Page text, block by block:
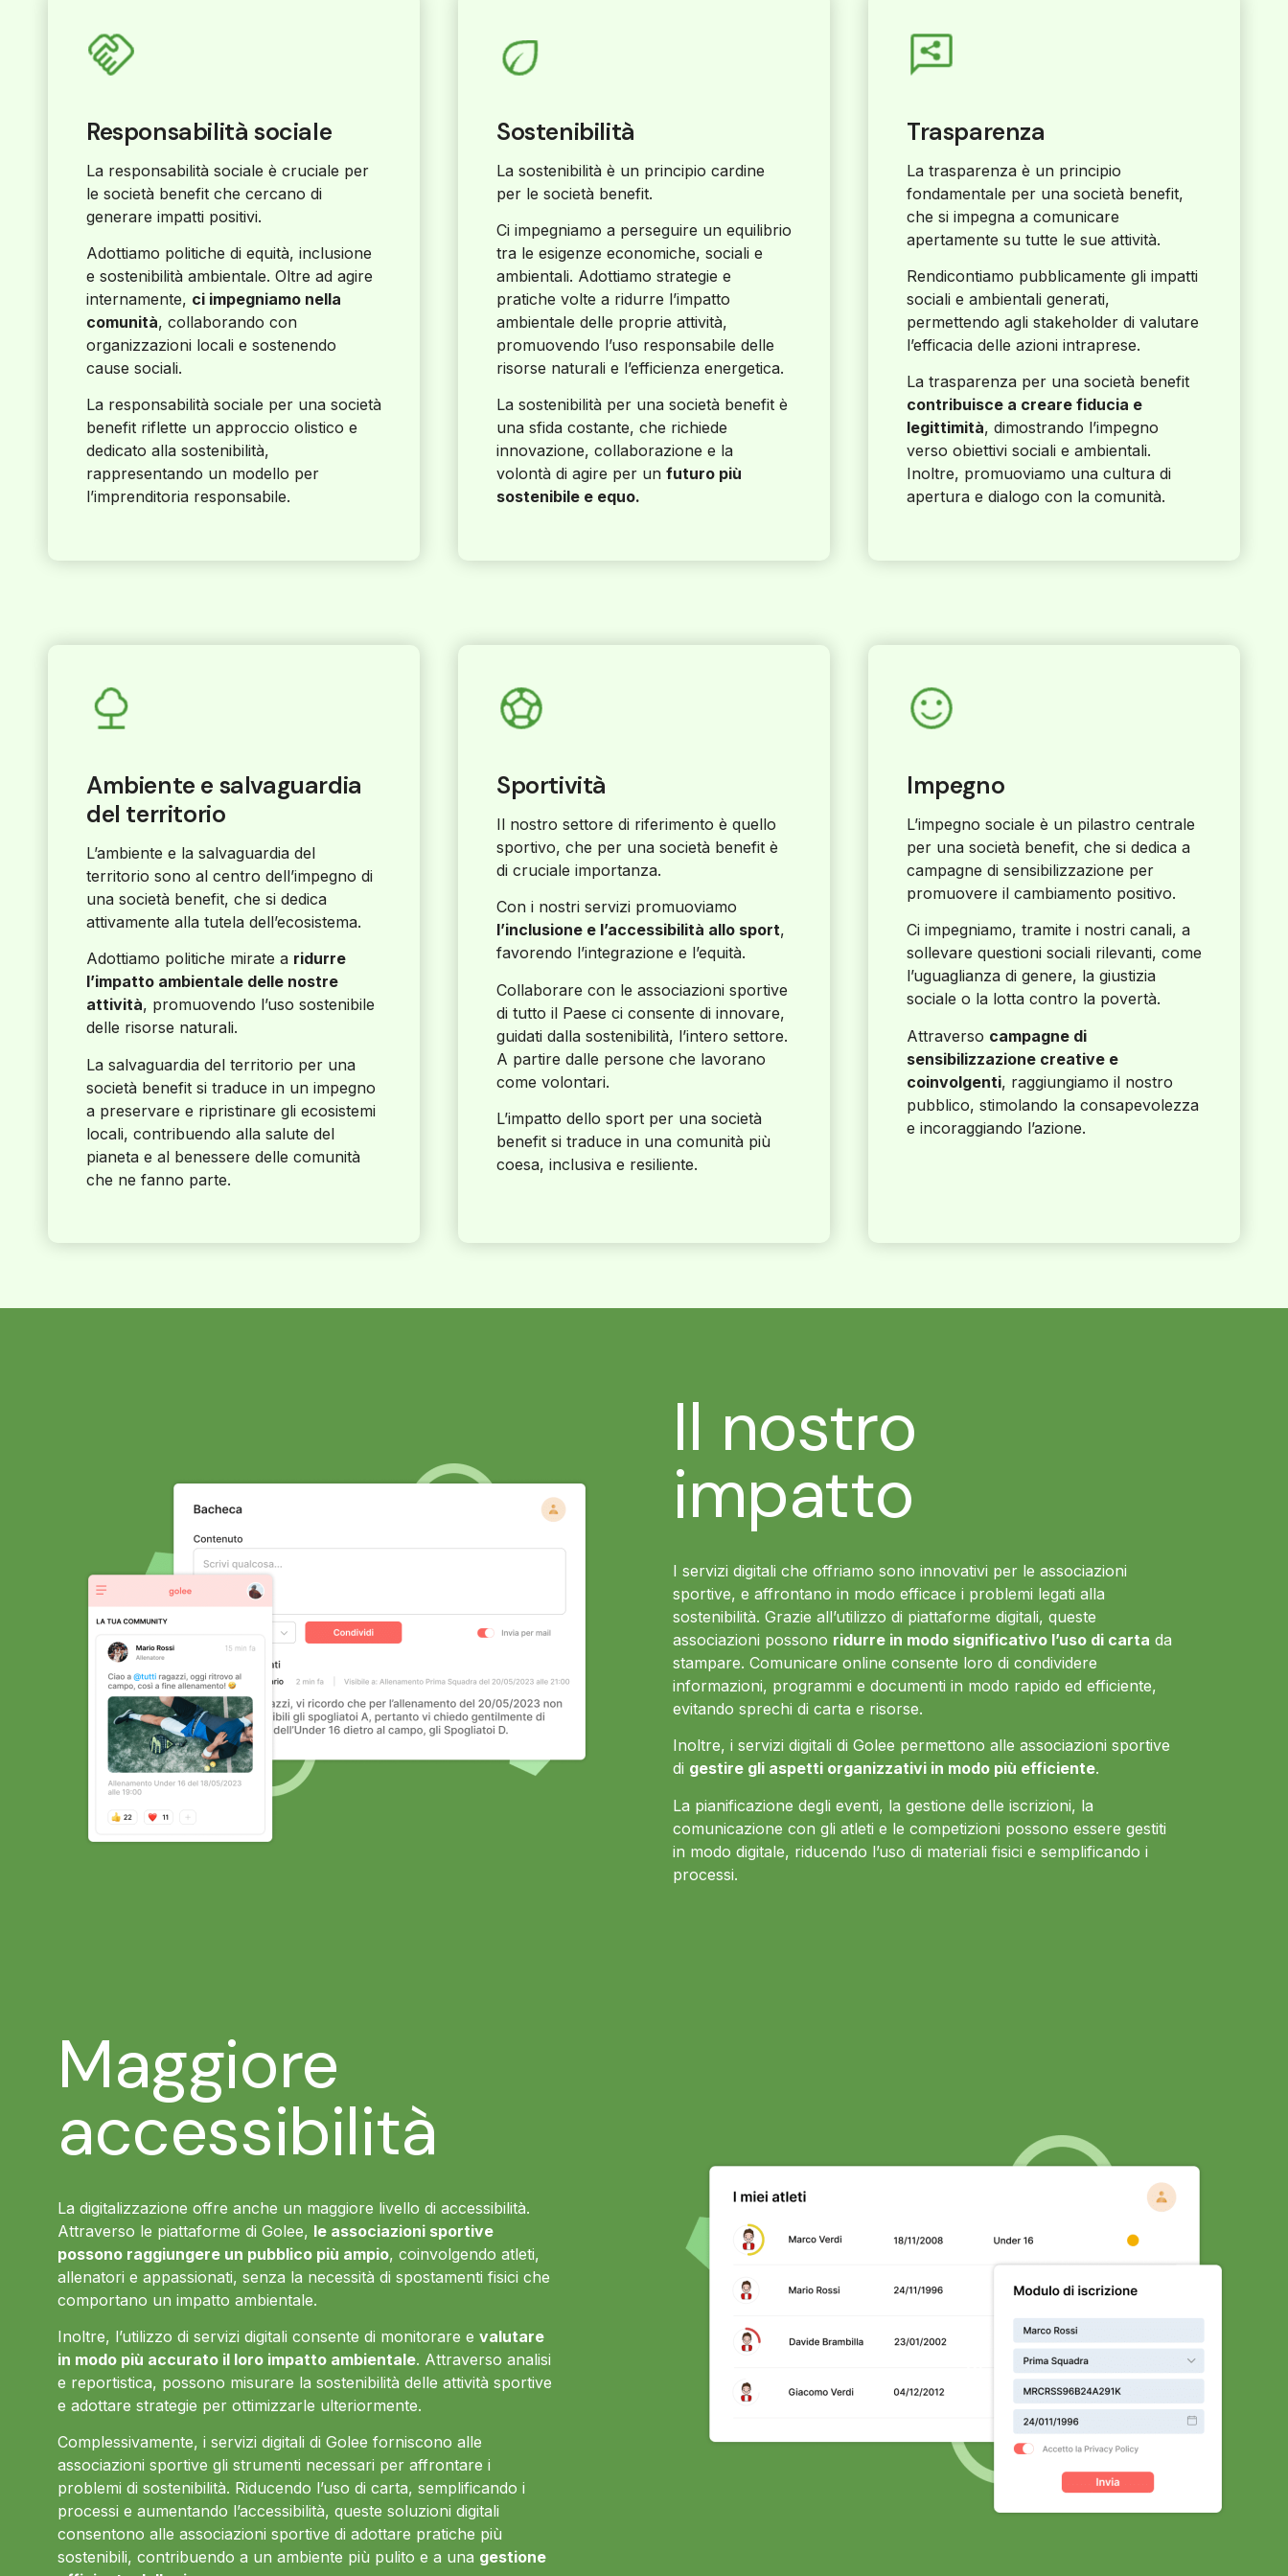
Responsabilità sociale
La responsabilità sociale è cruciale per
le società benefit che cercano di
generare impatti positivi.
Adottiamo politiche di equità, inclusione
e sostenibilità ambientale. Oltre ad agire
internamente, ci impegniamo nella
comunità, collaborando con
organizzazioni locali e sostenendo
cause sociali.
La responsabilità sociale per una società
benefit riflette un approccio olistico e
dedicato alla sostenibilità,
rappresentando un modello per
l’imprenditoria responsabile.
Sostenibilità
La sostenibilità è un principio cardine
per le società benefit.
Ci impegniamo a perseguire un equilibrio
tra le esigenze economiche, sociali e
ambientali. Adottiamo strategie e
pratiche volte a ridurre l’impatto
ambientale delle proprie attività,
promuovendo l’uso responsabile delle
risorse naturali e l’efficienza energetica.
La sostenibilità per una società benefit è
una sfida costante, che richiede
innovazione, collaborazione e la
volontà di agire per un futuro più
sostenibile e equo.
Trasparenza
La trasparenza è un principio
fondamentale per una società benefit,
che si impegna a comunicare
apertamente su tutte le sue attività.
Rendicontiamo pubblicamente gli impatti
sociali e ambientali generati,
permettendo agli stakeholder di valutare
l’efficacia delle azioni intraprese.
La trasparenza per una società benefit
contribuisce a creare fiducia e
legittimità, dimostrando l’impegno
verso obiettivi sociali e ambientali.
Inoltre, promuoviamo una cultura di
apertura e dialogo con la comunità.
Ambiente e salvaguardia
del territorio
L’ambiente e la salvaguardia del
territorio sono al centro dell’impegno di
una società benefit, che si dedica
attivamente alla tutela dell’ecosistema.
Adottiamo politiche mirate a ridurre
l’impatto ambientale delle nostre
attività, promuovendo l’uso sostenibile
delle risorse naturali.
La salvaguardia del territorio per una
società benefit si traduce in un impegno
a preservare e ripristinare gli ecosistemi
locali, contribuendo alla salute del
pianeta e al benessere delle comunità
che ne fanno parte.
Sportività
Il nostro settore di riferimento è quello
sportivo, che per una società benefit è
di cruciale importanza.
Con i nostri servizi promuoviamo
l’inclusione e l’accessibilità allo sport,
favorendo l’integrazione e l’equità.
Collaborare con le associazioni sportive
di tutto il Paese ci consente di innovare,
guidati dalla sostenibilità, l’intero settore.
A partire dalle persone che lavorano
come volontari.
L’impatto dello sport per una società
benefit si traduce in una comunità più
coesa, inclusiva e resiliente.
Impegno
L’impegno sociale è un pilastro centrale
per una società benefit, che si dedica a
campagne di sensibilizzazione per
promuovere il cambiamento positivo.
Ci impegniamo, tramite i nostri canali, a
sollevare questioni sociali rilevanti, come
l’uguaglianza di genere, la giustizia
sociale o la lotta contro la povertà.
Attraverso campagne di
sensibilizzazione creative e
coinvolgenti, raggiungiamo il nostro
pubblico, stimolando la consapevolezza
e incoraggiando l’azione.
Il nostro
impatto
I servizi digitali che offriamo sono innovativi per le associazioni
sportive, e affrontano in modo efficace i problemi legati alla
sostenibilità. Grazie all’utilizzo di piattaforme digitali, queste
associazioni possono ridurre in modo significativo l’uso di carta da
stampare. Comunicare online consente loro di condividere
informazioni, programmi e documenti in modo rapido ed efficiente,
evitando sprechi di carta e risorse.
Inoltre, i servizi digitali di Golee permettono alle associazioni sportive
di gestire gli aspetti organizzativi in modo più efficiente.
La pianificazione degli eventi, la gestione delle iscrizioni, la
comunicazione con gli atleti e le competizioni possono essere gestiti
in modo digitale, riducendo l’uso di materiali fisici e semplificando i
processi.
Maggiore
accessibilità
La digitalizzazione offre anche un maggiore livello di accessibilità.
Attraverso le piattaforme di Golee, le associazioni sportive
possono raggiungere un pubblico più ampio, coinvolgendo atleti,
allenatori e appassionati, senza la necessità di spostamenti fisici che
comportano un impatto ambientale.
Inoltre, l’utilizzo di servizi digitali consente di monitorare e valutare
in modo più accurato il loro impatto ambientale. Attraverso analisi
e reportistica, possono misurare la sostenibilità delle attività sportive
e adottare strategie per ottimizzarle ulteriormente.
Complessivamente, i servizi digitali di Golee forniscono alle
associazioni sportive gli strumenti necessari per affrontare i
problemi di sostenibilità. Riducendo l’uso di carta, semplificando i
processi e aumentando l’accessibilità, queste soluzioni digitali
consentono alle associazioni sportive di adottare pratiche più
sostenibili, contribuendo a un ambiente più pulito e a una gestione